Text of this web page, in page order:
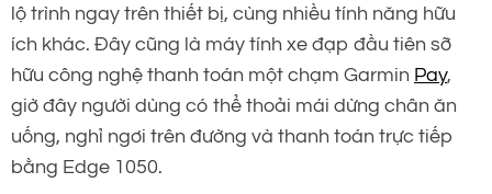
lộ trình ngay trên thiết bị, cùng nhiều tính năng hữu
ích khác. Đây cũng là máy tính xe đạp đầu tiên sỡ
hữu công nghệ thanh toán một chạm Garmin Pay,
giờ đây người dùng có thể thoải mái dừng chân ăn
uống, nghỉ ngơi trên đường và thanh toán trực tiếp
bằng Edge 1050.